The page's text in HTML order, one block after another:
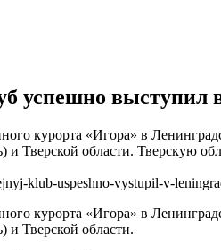
успешно выступил
курорта «Игора» в
Тверской области. Тверскую
klub-uspeshno-vystupil-v-
курорта «Игора» в
и Тверской области.